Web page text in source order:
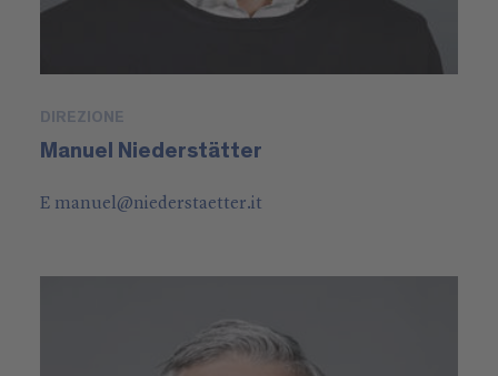
DIREZIONE
Manuel Niederstätter
E manuel@niederstaetter.it